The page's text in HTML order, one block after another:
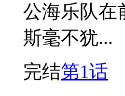
公海乐队在
斯毫不犹...
完结第1话